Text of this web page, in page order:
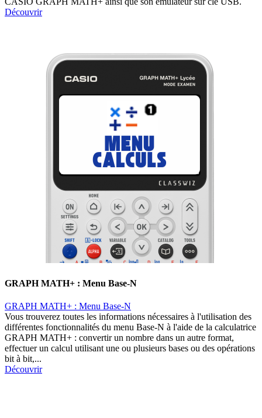
Découvrir
GRAPH MATH+ : Menu Base-N
GRAPH MATH+ : Menu Base-N
Vous trouverez toutes les informations nécessaires à l'utilisation des
différentes fonctionnalités du menu Base-N à l'aide de la calculatrice
GRAPH MATH+ : convertir un nombre dans un autre format,
effectuer un calcul utilisant une ou plusieurs bases ou des opérations
bit à bit,...
Découvrir